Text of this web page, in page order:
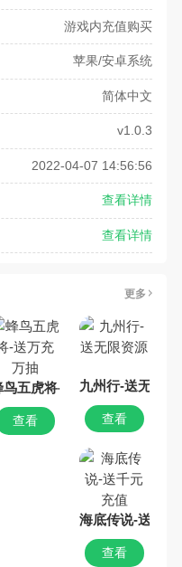
游戏内充值购买
苹果/安卓系统
简体中文
v1.0.3
2022-04-07 14:56:56
查看详情
查看详情
更多
系统
鸟五虎将-送万充万抽
查看
九州行-送无限资
查看
海底传说-送千元
查看